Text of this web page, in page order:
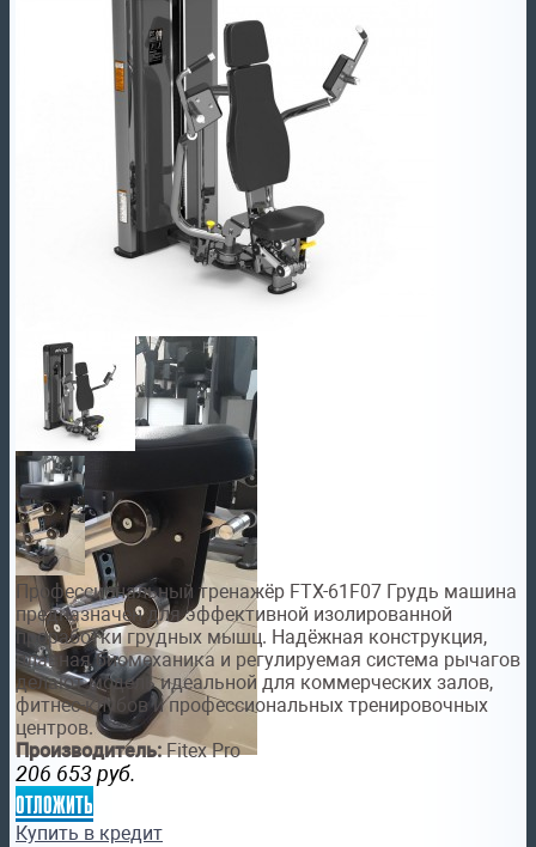
Профессиональный тренажёр FTX-61F07 Грудь машина
предназначен для эффективной изолированной
проработки грудных мышц. Надёжная конструкция,
плавная биомеханика и регулируемая система рычагов
делают модель идеальной для коммерческих залов,
фитнес-клубов и профессиональных тренировочных
центров.
Производитель:Fitex Pro
206 653 руб.
отложить
Купить в кредит